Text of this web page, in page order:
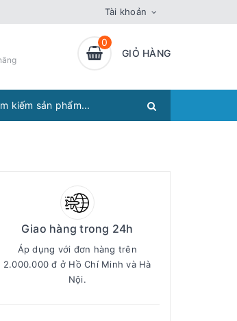
Tài khoản
0
GIỎ HÀNG
Giao hàng trong 24h
Áp dụng với đơn hàng trên
2.000.000 đ ở Hồ Chí Minh và Hà
Nội.